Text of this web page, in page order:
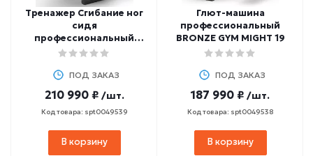
Тренажер Сгибание ног
сидя
профессиональный
BRONZE GYM MIGHT 18
ПОД ЗАКАЗ
210 990 ₽ /шт.
Код товара: spt0049539
В корзину
Глют-машина
профессиональный
BRONZE GYM MIGHT 19
ПОД ЗАКАЗ
187 990 ₽ /шт.
Код товара: spt0049538
В корзину